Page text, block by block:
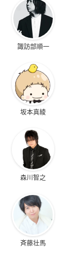
諏訪部順一
坂本真綾
森川智之
斉藤壮馬